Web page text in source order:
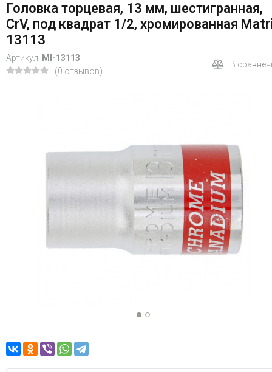
Головка торцевая, 13 мм, шестигранная,
CrV, под квадрат 1/2, хромированная
13113
Артикул: MI-13113
(0 отзывов)
В